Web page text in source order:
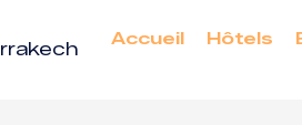
Accueil Hôtels